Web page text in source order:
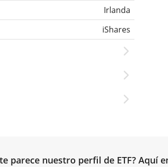
Irlanda
iShares
parece nuestro perfil de ETF? Aquí